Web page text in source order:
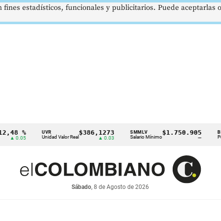
UVR
Unidad Valor Real
$386,1273
▲ 0.03
SMMLV
Salario Mínimo
$1.750.905 BRENT
Petróleo
Sábado, 8 de Agosto de 2026
estadísticos, funcionales y publicitarios. Puede aceptarlas